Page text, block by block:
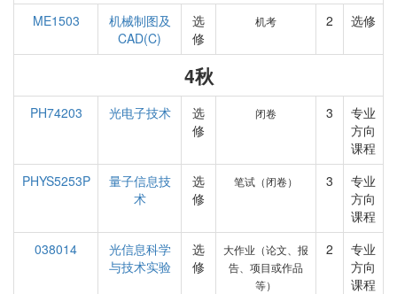
ME1503
机械制图及
CAD(C)
选
修
机考 2 选修
4秋
PH74203 光电子技术
选
修
闭卷 3
专业
方向
课程
PHYS5253P
量子信息技
术
选
修
笔试（闭卷） 3
专业
方向
课程
038014
光信息科学
与技术实验
选
修
大作业（论文、报
告、项目或作品
等）
2
专业
方向
课程